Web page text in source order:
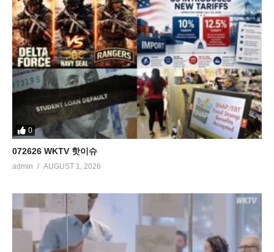
0
072626 WKTV 핫이슈
admin AUGUST 1, 2026